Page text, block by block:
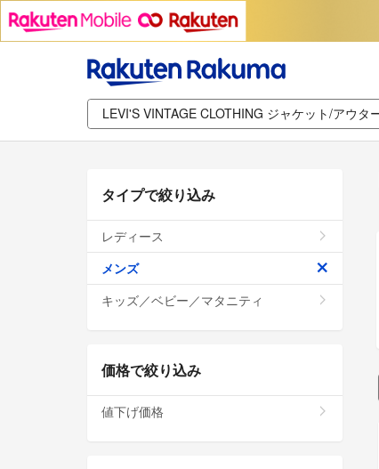
タイプで絞り込み
レディース
メンズ
キッズ／ベビー／マタニティ
価格で絞り込み
値下げ価格